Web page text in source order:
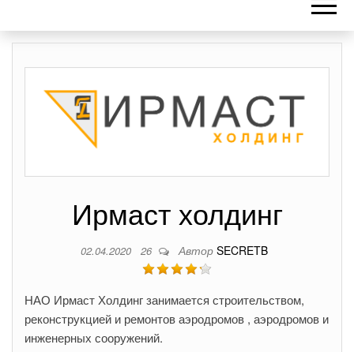
Ирмаст холдинг
02.04.2020 26 Автор SECRETB
НАО Ирмаст Холдинг занимается строительством,
реконструкцией и ремонтов аэродромов , аэродромов и
инженерных сооружений.